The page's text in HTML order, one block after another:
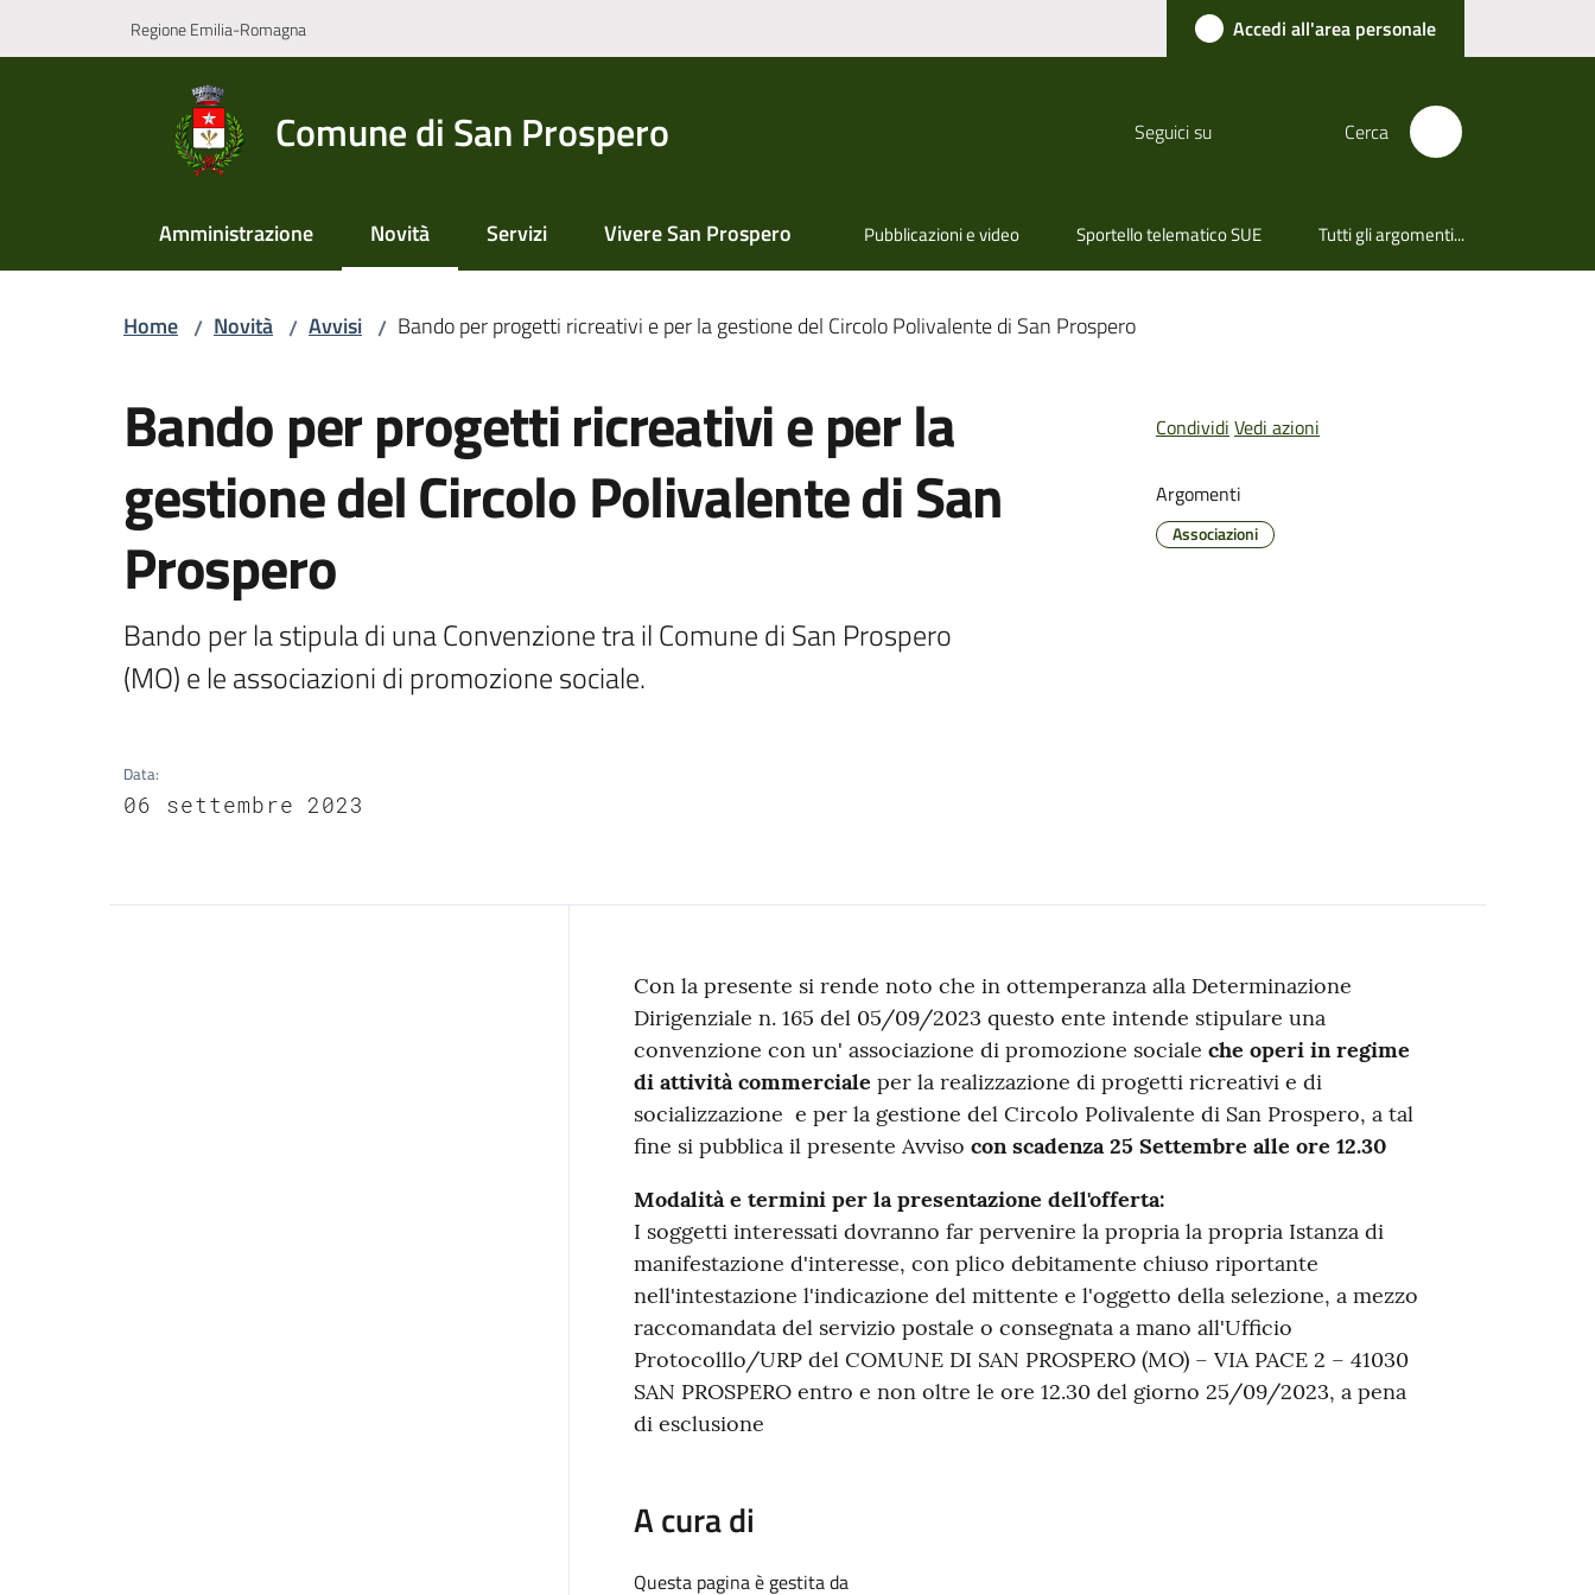
Regione Emilia-Romagna Accedi all'area personale
Comune di San Prospero Seguici su Cerca
Amministrazione Novità
Menu selezionato
Servizi Vivere San Prospero Pubblicazioni e video Sportello telematico SUE Tutti gli argomenti...
Home / Novità / Avvisi / Bando per progetti ricreativi e per la gestione del Circolo Polivalente di San Prospero
Bando per progetti ricreativi e per la
gestione del Circolo Polivalente di San
Prospero
Bando per la stipula di una Convenzione tra il Comune di San Prospero
(MO) e le associazioni di promozione sociale.
Data:
06 settembre 2023
Condividi Vedi azioni
Argomenti
Associazioni
Contenuto
Con la presente si rende noto che in ottemperanza alla Determinazione
Dirigenziale n. 165 del 05/09/2023 questo ente intende stipulare una
convenzione con un' associazione di promozione sociale che operi in regime
di attività commerciale per la realizzazione di progetti ricreativi e di
socializzazione e per la gestione del Circolo Polivalente di San Prospero, a tal
fine si pubblica il presente Avviso con scadenza 25 Settembre alle ore 12.30
Modalità e termini per la presentazione dell'offerta:
I soggetti interessati dovranno far pervenire la propria la propria Istanza di
manifestazione d'interesse, con plico debitamente chiuso riportante
nell'intestazione l'indicazione del mittente e l'oggetto della selezione, a mezzo
raccomandata del servizio postale o consegnata a mano all'Ufficio
Protocolllo/URP del COMUNE DI SAN PROSPERO (MO) – VIA PACE 2 – 41030
SAN PROSPERO entro e non oltre le ore 12.30 del giorno 25/09/2023, a pena
di esclusione
A cura di
Questa pagina è gestita da